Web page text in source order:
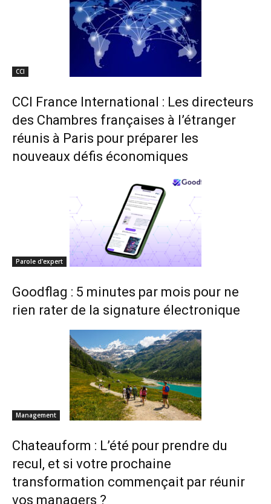
CCI
CCI France International : Les directeurs
des Chambres françaises à l’étranger
réunis à Paris pour préparer les
nouveaux défis économiques
Parole d'expert
Goodflag : 5 minutes par mois pour ne
rien rater de la signature électronique
Management
Chateauform : L’été pour prendre du
recul, et si votre prochaine
transformation commençait par réunir
vos managers ?